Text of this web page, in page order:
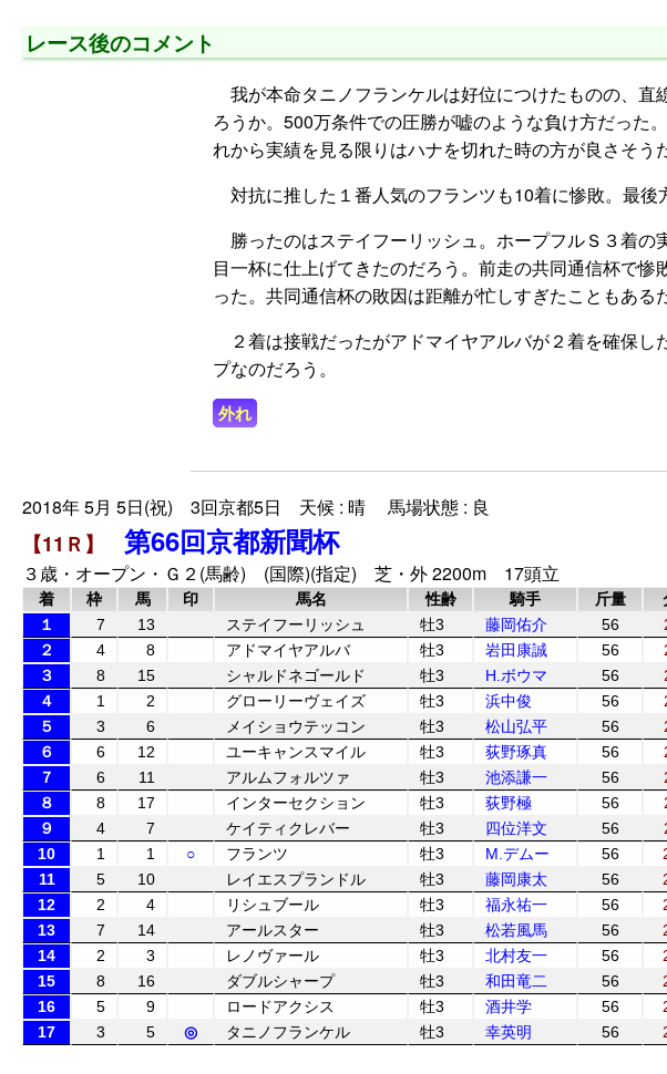
レース後のコメント
我が本命タニノフランケルは好位につけたものの、
ろうか。500万条件での圧勝が嘘のような負け方だった
れから実績を見る限りはハナを切れた時の方が良さそうだ
対抗に推した１番人気のフランツも10着に惨敗。最後
勝ったのはステイフーリッシュ。ホープフルＳ３着
目一杯に仕上げてきたのだろう。前走の共同通信杯で
った。共同通信杯の敗因は距離が忙しすぎたこともある
２着は接戦だったがアドマイヤアルバが２着を確保し
プなのだろう。
外れ
2018年 5月 5日(祝) 3回京都5日 天候 : 晴 馬場状態 : 良
【11Ｒ】 第66回京都新聞杯
３歳・オープン・Ｇ２(馬齢) (国際)(指定) 芝・外 2200m 17頭立
着 枠 馬 印 馬名 性齢 騎手 斤量
１
7 13 ステイフーリッシュ 牡3 藤岡佑介 56
２
4 8 アドマイヤアルバ 牡3 岩田康誠 56
３
8 15 シャルドネゴールド 牡3 H.ボウマ 56
４
1 2 グローリーヴェイズ 牡3 浜中俊 56
５
3 6 メイショウテッコン 牡3 松山弘平 56
６
6 12 ユーキャンスマイル 牡3 荻野琢真 56
７
6 11 アルムフォルツァ 牡3 池添謙一 56
８
8 17 インターセクション 牡3 荻野極 56
９
4 7 ケイティクレバー 牡3 四位洋文 56
10
1 1 ○ フランツ 牡3 M.デムー 56
11
5 10 レイエスプランドル 牡3 藤岡康太 56
12
2 4 リシュブール 牡3 福永祐一 56
13
7 14 アールスター 牡3 松若風馬 56
14
2 3 レノヴァール 牡3 北村友一 56
15
8 16 ダブルシャープ 牡3 和田竜二 56
16
5 9 ロードアクシス 牡3 酒井学 56
17
3 5 ◎ タニノフランケル 牡3 幸英明 56